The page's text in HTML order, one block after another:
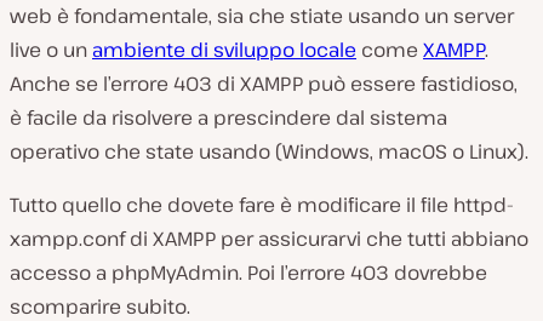
web è fondamentale, sia che stiate usando un server
live o un ambiente di sviluppo locale come XAMPP.
Anche se l’errore 403 di XAMPP può essere fastidioso,
è facile da risolvere a prescindere dal sistema
operativo che state usando (Windows, macOS o Linux).
Tutto quello che dovete fare è modificare il file httpd-
xampp.conf di XAMPP per assicurarvi che tutti abbiano
accesso a phpMyAdmin. Poi l’errore 403 dovrebbe
scomparire subito.